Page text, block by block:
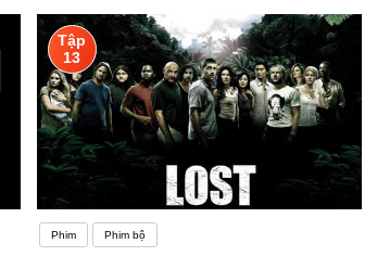
Tập
13
Phim Phim bộ